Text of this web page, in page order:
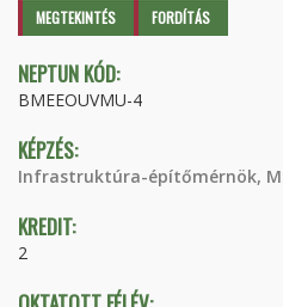
Elsődleges fülek
MEGTEKINTÉS (AKTÍVFORDÍTÁS
NEPTUN KÓD:
BMEEOUVMU-4
KÉPZÉS:
Infrastruktúra-építőmérnök,
KREDIT:
2